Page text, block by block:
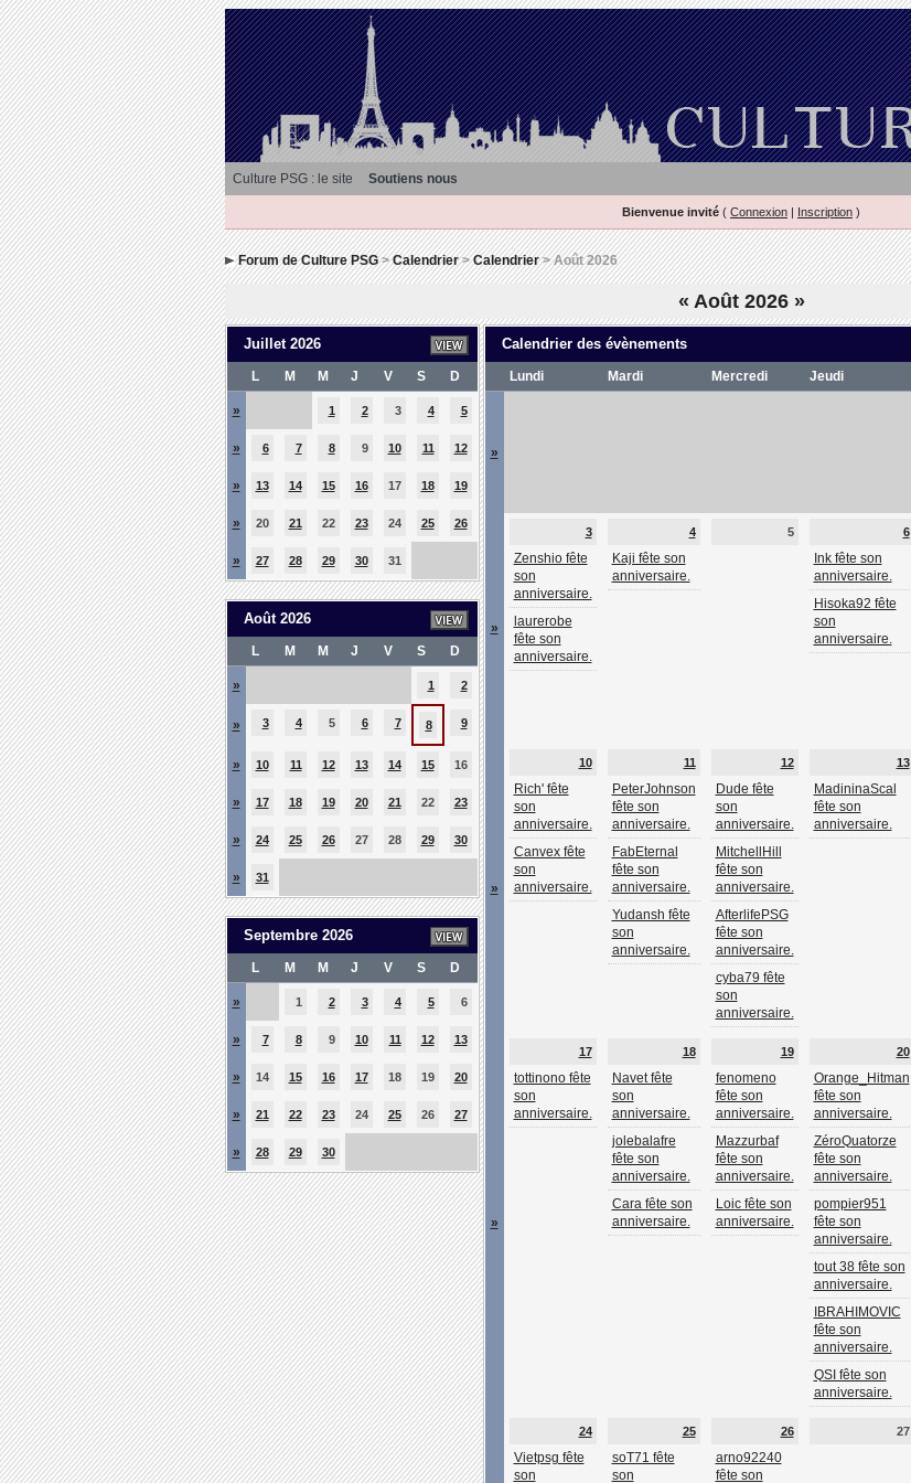
Culture PSG : le site Soutiens nous
Bienvenue invité ( Connexion | Inscription )
Forum de Culture PSG>Calendrier>Calendrier> Août 2026
« Août 2026 »
Juillet 2026
L M M J V S D
» 1 2 3 4 5
» 6 7 8 9 10 11 12
» 13 14 15 16 17 18 19
» 20 21 22 23 24 25 26
» 27 28 29 30 31
Août 2026
L M M J V S D
» 1 2
» 3 4 5 6 7 8 9
» 10 11 12 13 14 15 16
» 17 18 19 20 21 22 23
» 24 25 26 27 28 29 30
» 31
Septembre 2026
L M M J V S D
» 1 2 3 4 5 6
» 7 8 9 10 11 12 13
» 14 15 16 17 18 19 20
» 21 22 23 24 25 26 27
» 28 29 30
Calendrier des évènements
Lundi Mardi Mercredi Jeudi
»
»
3
Zenshio fête
son
anniversaire.
laurerobe
fête son
anniversaire.
4
Kaji fête son
anniversaire.
5 6
Ink fête son
anniversaire.
Hisoka92 fête
son
anniversaire.
»
10
Rich' fête
son
anniversaire.
Canvex fête
son
anniversaire.
11
PeterJohnson
fête son
anniversaire.
FabEternal
fête son
anniversaire.
Yudansh fête
son
anniversaire.
12
Dude fête
son
anniversaire.
MitchellHill
fête son
anniversaire.
AfterlifePSG
fête son
anniversaire.
cyba79 fête
son
anniversaire.
13
MadininaScal
fête son
anniversaire.
»
17
tottinono fête
son
anniversaire.
18
Navet fête
son
anniversaire.
jolebalafre
fête son
anniversaire.
Cara fête son
anniversaire.
19
fenomeno
fête son
anniversaire.
Mazzurbaf
fête son
anniversaire.
Loic fête son
anniversaire.
20
Orange_Hitman
fête son
anniversaire.
ZéroQuatorze
fête son
anniversaire.
pompier951
fête son
anniversaire.
tout 38 fête son
anniversaire.
IBRAHIMOVIC
fête son
anniversaire.
QSI fête son
anniversaire.
24
Vietpsg fête
son
25
soT71 fête
son
26
arno92240
fête son
27